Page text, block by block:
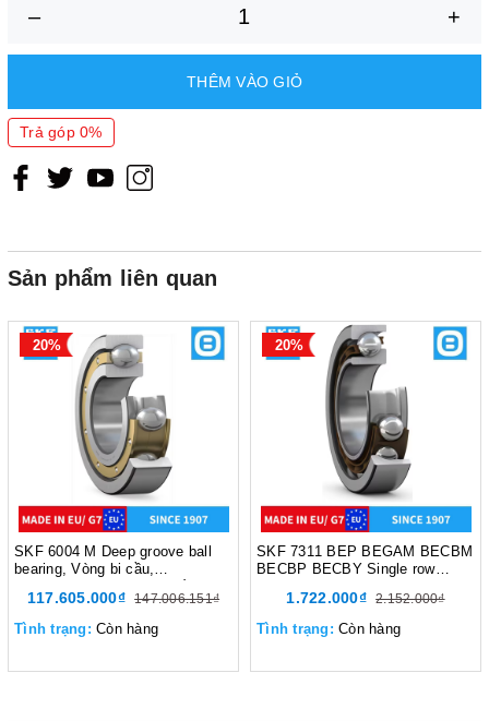
trọng mỏi (P
5 600 r/min
Tốc độ đề
xuất (r/min)
– +
THÊM VÀO GIỎ
Trả góp 0%
Sản phẩm liên quan
20%
SKF 6004 M Deep groove ball
bearing, Vòng bi cầu,
d320xD480xB74 mm, Xuất sứ
EU/G7
117.605.000₫ 147.006.151₫
Tình trạng: Còn hàng
20%
SKF 7311 BEP BEGAM BECBM
BECBP BECBY Single row
Vòng bi tiếp xúc góc,
d55xD120xB29 mm, Xuất sứ
EU/G7
1.722.000₫ 2.152.000₫
Tình trạng: Còn hàng